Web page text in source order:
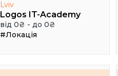
Lviv
Logos IT-Academy
від 0₴ - до 0₴
#Локація